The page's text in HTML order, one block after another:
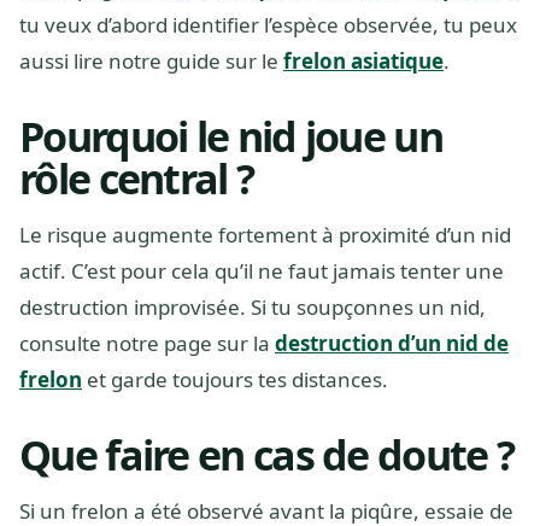
tu veux d’abord identifier l’espèce observée, tu peux
aussi lire notre guide sur le frelon asiatique.
Pourquoi le nid joue un
rôle central ?
Le risque augmente fortement à proximité d’un nid
actif. C’est pour cela qu’il ne faut jamais tenter une
destruction improvisée. Si tu soupçonnes un nid,
consulte notre page sur la destruction d’un nid de
frelon et garde toujours tes distances.
Que faire en cas de doute ?
Si un frelon a été observé avant la piqûre, essaie de